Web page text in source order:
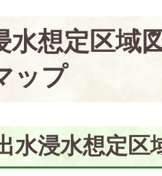
水想定区域
ップ
水浸水想定区